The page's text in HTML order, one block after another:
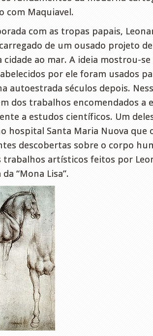
com Maquiavel.
com as tropas papais,
de um ousado projeto
cidade ao mar. A ideia mostrou-
por ele foram usados
autoestrada séculos depois.
dos trabalhos encomendados a
a estudos científicos. Um
hospital Santa Maria Nuova que
descobertas sobre o corpo
artísticos feitos por
“Mona Lisa”.